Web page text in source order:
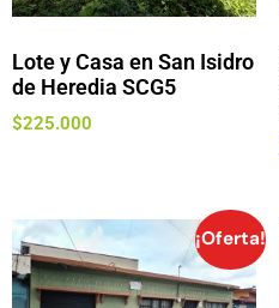
Lote y Casa en San Isidro
de Heredia SCG5
$225.000
¡Oferta!